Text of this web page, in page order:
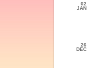
02
JAN
26
DEC